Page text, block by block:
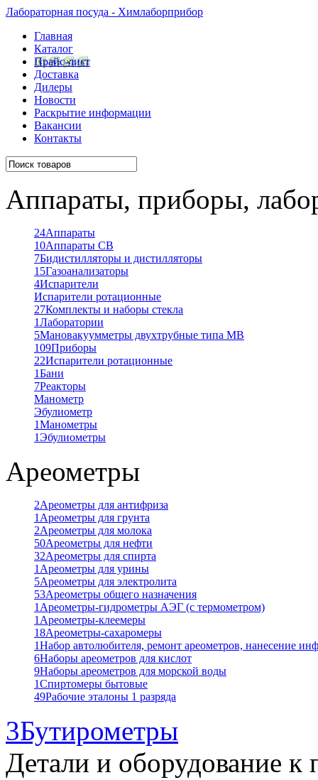
Лабораторная посуда - Химлаборприбор
Главная
Каталог
Прайс-лист
Доставка
Дилеры
Новости
Раскрытие информации
Вакансии
Контакты
Аппараты, приборы,
24Аппараты
10Аппараты СВ
7Бидистилляторы и дистилляторы
15Газоанализаторы
4Испарители
Испарители ротационные
27Комплекты и наборы стекла
1Лаборатории
5Мановакуумметры двухтрубные типа МВ
109Приборы
22Испарители ротационные
1Бани
7Реакторы
Манометр
Эбулиометр
1Манометры
1Эбулиометры
Ареометры
2Ареометры для антифриза
1 Ареометры для грунта
2Ареометры для молока
50Ареометры для нефти
32Ареометры для спирта
1 Ареометры для урины
5Ареометры для электролита
53Ареометры общего назначения
1 Ареометры-гидрометры АЭГ (с термометром)
1 Ареометры-клеемеры
18Ареометры-сахаромеры
1Набор автолюбителя, ремонт ареометров, нанесение
6Наборы ареометров для кислот
9Наборы ареометров для морской воды
1Спиртомеры бытовые
49Рабочие эталоны 1 разряда
3Бутирометры
Детали и оборудование к